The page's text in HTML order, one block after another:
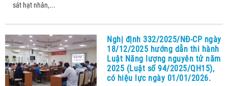
sát hạt nhân,...
Nghị định 332/2025/NĐ-CP ngày
18/12/2025 hướng dẫn thi hành
Luật Năng lượng nguyên tử năm
2025 (Luật số 94/2025/QH15),
có hiệu lực ngày 01/01/2026.